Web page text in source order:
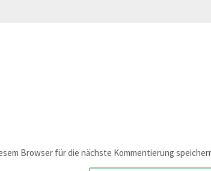
Browser für die nächste Kommentierung